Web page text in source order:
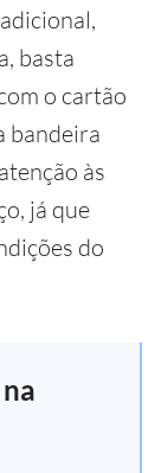
basta
o cartão
bandeira
às
já que
do